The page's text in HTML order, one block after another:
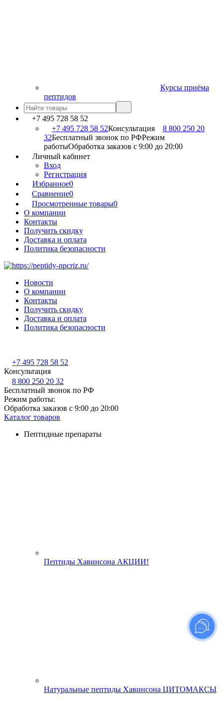
Курсы приёма
пептидов
+7 495 728 58 52
+7 495 728 58 52Консультация
8 800 250 20
32Бесплатный звонок по РФРежим
работыОбработка заказов с 9:00 до 20:00
Личный кабинет
Вход
Регистрация
Избранное0
Сравнение0
Просмотренные товары0
О компании
Контакты
Получить скидку
Доставка и оплата
Политика безопасности
Новости
О компании
Контакты
Получить скидку
Доставка и оплата
Политика безопасности
+7 495 728 58 52
Консультация
8 800 250 20 32
Бесплатный звонок по РФ
Режим работы:
Обработка заказов с 9:00 до 20:00
Каталог товаров
Пептидные препараты
Пептиды Хавинсона АКЦИИ!
Натуральные пептиды Хавинсона ЦИТОМАКСЫ